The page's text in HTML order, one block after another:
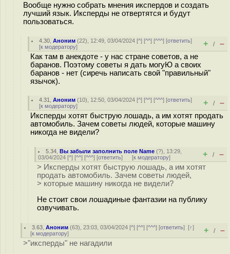
Вообще нужно собрать мнения икспердов и создать
лучший язык. Иксперды не отвертятся и будут
пользоваться.
4.30 ,Аноним (22), 12:49, 03/04/2024 [^] [^^] [^^^] [ответить]
[к модератору] + / –
Как там в анекдоте - у нас стране советов, а не
баранов. Поэтому советы я дать могуЮ а своих
баранов - нет (сиречь написать свой "правильный"
язычок).
4.31 ,Аноним (10), 12:50, 03/04/2024 [^] [^^] [^^^] [ответить]
[к модератору] + / –
Иксперды хотят быструю лошадь, а им хотят продать
автомобиль. Зачем советы людей, которые машину
никогда не видели?
5.34 ,Вы забыли заполнить поле Name (?), 13:29,
03/04/2024 [^] [^^] [^^^] [ответить] [к модератору] + / –
> Иксперды хотят быструю лошадь, а им хотят
продать автомобиль. Зачем советы людей,
> которые машину никогда не видели?
Не стоит свои лошадиные фантазии на публику
озвучивать.
3.63 ,Аноним (63), 23:03, 03/04/2024 [^] [^^] [^^^] [ответить][↑]
[к модератору] + / –
>"иксперды" не нагадили